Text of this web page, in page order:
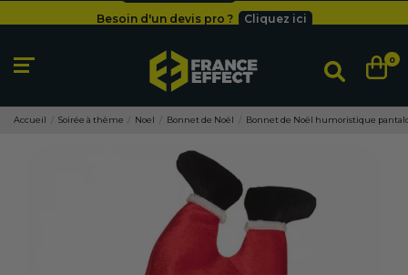
Besoin d'un devis pro ?
Cliquez ici
Besoin d'un devis pro ? Cliquez ici
Livraison gratuite dès 49
0
Accueil Soirée à thème Noel Bonnet de Noël Bonnet de Noël humoristique